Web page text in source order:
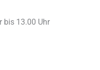
bis 13.00 Uhr